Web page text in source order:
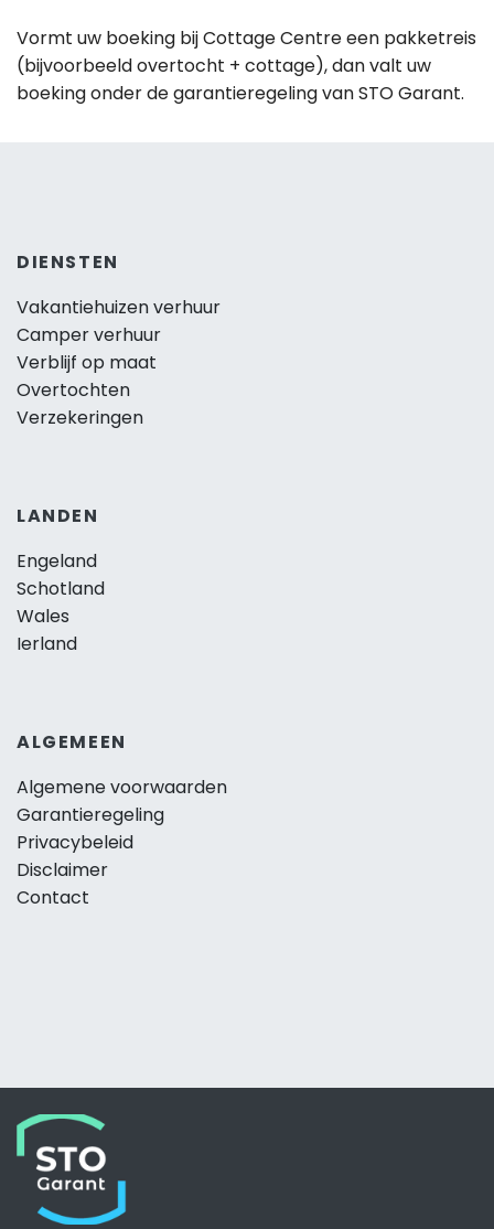
Vormt uw boeking bij Cottage Centre een pakketreis
(bijvoorbeeld overtocht + cottage), dan valt uw
boeking onder de garantieregeling van STO Garant.
DIENSTEN
Vakantiehuizen verhuur
Camper verhuur
Verblijf op maat
Overtochten
Verzekeringen
LANDEN
Engeland
Schotland
Wales
Ierland
ALGEMEEN
Algemene voorwaarden
Garantieregeling
Privacybeleid
Disclaimer
Contact